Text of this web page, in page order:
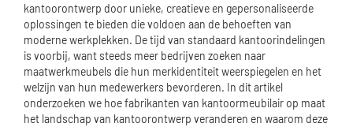
kantoorontwerp door unieke, creatieve en gepersonaliseerde
oplossingen te bieden die voldoen aan de behoeften van
moderne werkplekken. De tijd van standaard kantoorindelingen
is voorbij, want steeds meer bedrijven zoeken naar
maatwerkmeubels die hun merkidentiteit weerspiegelen en het
welzijn van hun medewerkers bevorderen. In dit artikel
onderzoeken we hoe fabrikanten van kantoormeubilair op maat
het landschap van kantoorontwerp veranderen en waarom deze